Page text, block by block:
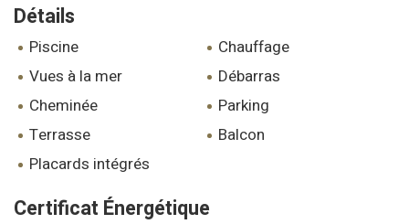
Détails
piscine
chauffage
vues à la mer
débarras
cheminée
parking
terrasse
balcon
placards intégrés
Certificat Énergétique